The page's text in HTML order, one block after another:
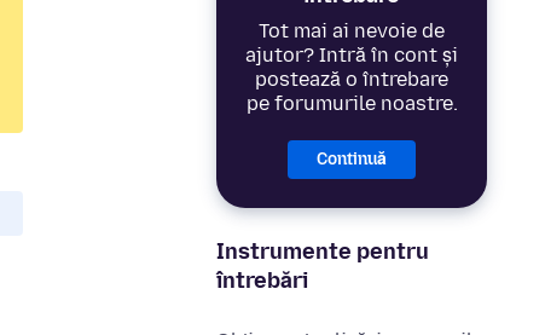
Tot mai ai nevoie de
ajutor? Intră în cont și
postează o întrebare
pe forumurile noastre.
Continuă
Instrumente pentru
întrebări